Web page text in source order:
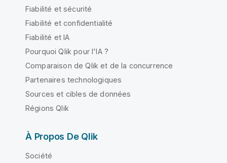
Fiabilité et sécurité
Fiabilité et confidentialité
Fiabilité et IA
Pourquoi Qlik pour l'IA ?
Comparaison de Qlik et de la concurrence
Partenaires technologiques
Sources et cibles de données
Régions Qlik
À Propos De Qlik
Société